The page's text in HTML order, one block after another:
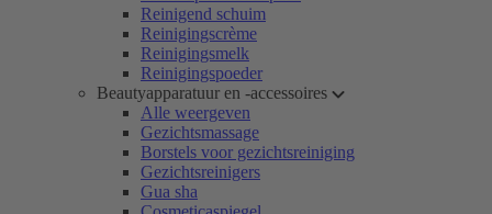
Reinigend schuim
Reinigingscrème
Reinigingsmelk
Reinigingspoeder
Beautyapparatuur en -accessoires
Alle weergeven
Gezichtsmassage
Borstels voor gezichtsreiniging
Gezichtsreinigers
Gua sha